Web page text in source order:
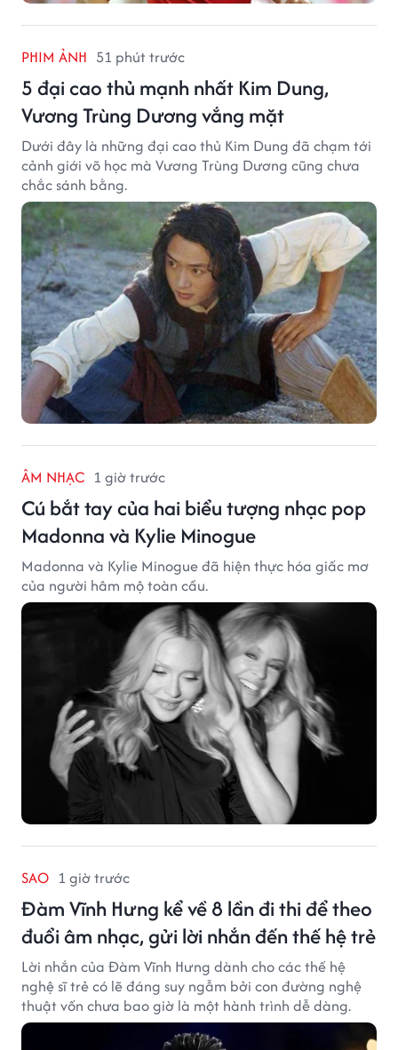
PHIM ẢNH 51 phút trước
5 đại cao thủ mạnh nhất Kim Dung,
Vương Trùng Dương vắng mặt
Dưới đây là những đại cao thủ Kim Dung đã chạm tới
cảnh giới võ học mà Vương Trùng Dương cũng chưa
chắc sánh bằng.
ÂM NHẠC 1 giờ trước
Cú bắt tay của hai biểu tượng nhạc pop
Madonna và Kylie Minogue
Madonna và Kylie Minogue đã hiện thực hóa giấc mơ
của người hâm mộ toàn cầu.
SAO 1 giờ trước
Đàm Vĩnh Hưng kể về 8 lần đi thi để theo
đuổi âm nhạc, gửi lời nhắn đến thế hệ trẻ
Lời nhắn của Đàm Vĩnh Hưng dành cho các thế hệ
nghệ sĩ trẻ có lẽ đáng suy ngẫm bởi con đường nghệ
thuật vốn chưa bao giờ là một hành trình dễ dàng.